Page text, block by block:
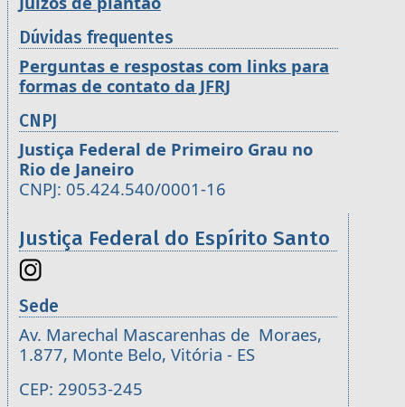
Dúvidas frequentes
Perguntas e respostas com links para
formas de contato da JFRJ
CNPJ
Justiça Federal de Primeiro Grau no
Rio de Janeiro
CNPJ: 05.424.540/0001-16
Justiça Federal do Espírito Santo
Sede
Av. Marechal Mascarenhas de Moraes,
1.877, Monte Belo, Vitória - ES
CEP: 29053-245